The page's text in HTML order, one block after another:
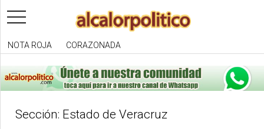
toggle
navigation
NOTA ROJA CORAZONADA
Sección: Estado de Veracruz